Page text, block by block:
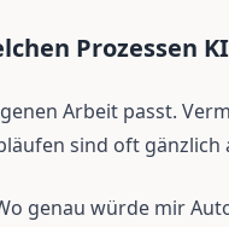
Prozessen
Arbeit passt.
sind oft gänzlich
genau würde mir